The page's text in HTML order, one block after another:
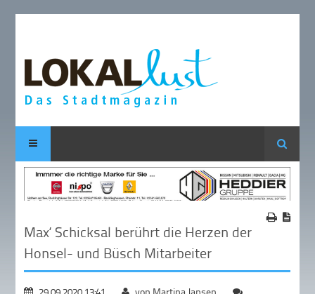
Suche
Max‘ Schicksal berührt die Herzen der
Honsel- und Büsch Mitarbeiter
29.09.2020 13:41
von Martina Jansen